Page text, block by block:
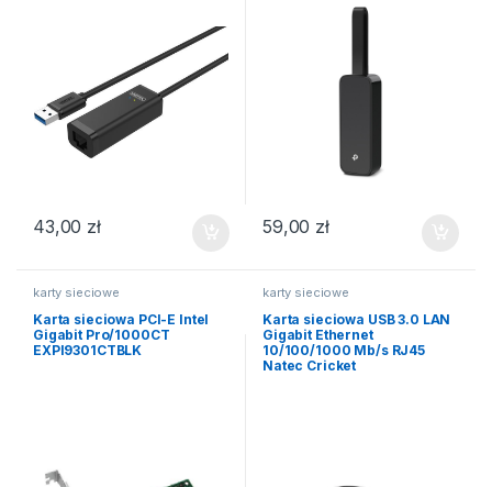
43,00 zł 59,00 zł
karty sieciowe
Karta sieciowa PCI-E Intel
Gigabit Pro/1000CT
EXPI9301CTBLK
karty sieciowe
Karta sieciowa USB 3.0 LAN
Gigabit Ethernet
10/100/1000 Mb/s RJ45
Natec Cricket